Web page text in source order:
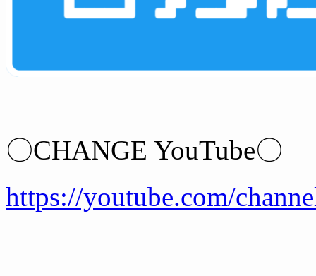
〇CHANGE YouTube〇
https://youtube.com/